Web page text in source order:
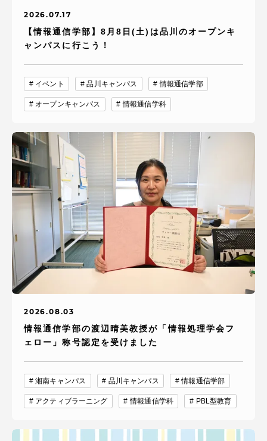
2026.07.17
【情報通信学部】8月8日(土)は品川のオープンキ
ャンパスに行こう！
イベント 品川キャンパス 情報通信学部
オープンキャンパス 情報通信学科
2026.08.03
情報通信学部の渡辺晴美教授が「情報処理学会フ
ェロー」称号認定を受けました
湘南キャンパス 品川キャンパス 情報通信学部
アクティブラーニング 情報通信学科 PBL型教育